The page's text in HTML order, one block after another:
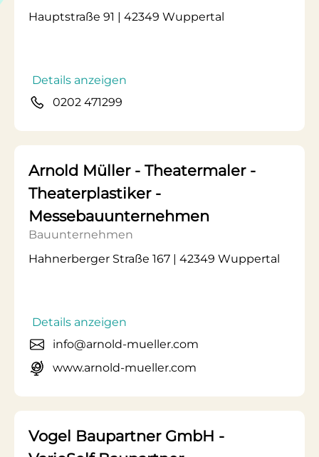
Hauptstraße 91 | 42349 Wuppertal
Details anzeigen
0202 471299
Arnold Müller - Theatermaler -
Theaterplastiker -
Messebauunternehmen
Bauunternehmen
Hahnerberger Straße 167 | 42349 Wuppertal
Details anzeigen
info@arnold-mueller.com
www.arnold-mueller.com
Vogel Baupartner GmbH -